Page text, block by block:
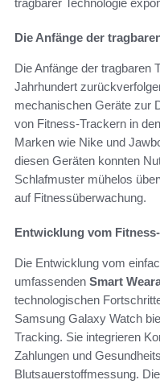
Die Anfänge der
Die Anfänge der tragbaren
Jahrhundert
mechanischen Geräte zur
von Fitness-Trackern in
Marken wie Nike und
diesen Geräten konnten
Schlafmuster mühelos
auf Fitnessüberwachung.
Entwicklung vom
Die Entwicklung vom
umfassenden Smart
technologischen
Samsung Galaxy Watch
Tracking. Sie integrieren
Zahlungen und
Blutsauerstoffmessung.